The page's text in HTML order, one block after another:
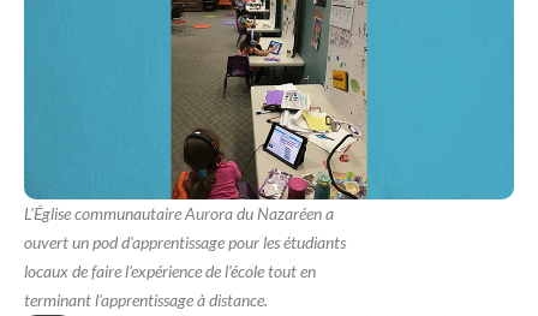
L'Église communautaire Aurora du Nazaréen a
ouvert un pod d'apprentissage pour les étudiants
locaux de faire l'expérience de l'école tout en
terminant l'apprentissage à distance.